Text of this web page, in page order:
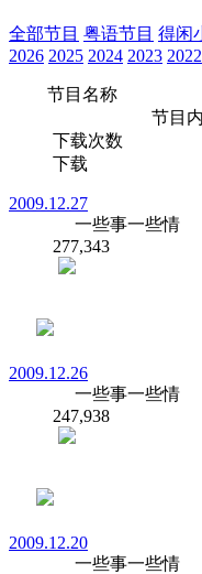
全部节目 粤语节目 得闲
2026 2025 2024 2023 2022
节目名称
节目
下载次数
下载
2009.12.27
一些事一些情
277,343
2009.12.26
一些事一些情
247,938
2009.12.20
一些事一些情